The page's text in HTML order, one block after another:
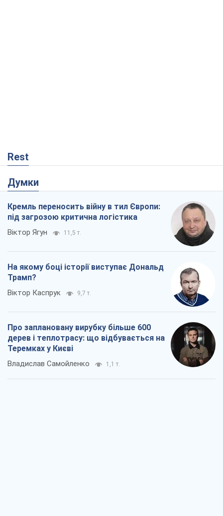
Rest
Думки
Кремль переносить війну в тил Європи:
під загрозою критична логістика
Віктор Ягун 11,5 т.
На якому боці історії виступає Дональд
Трамп?
Віктор Каспрук 9,7 т.
Про заплановану вирубку більше 600
дерев і теплотрасу: що відбувається на
Теремках у Києві
Владислав Самойленко 1,1 т.